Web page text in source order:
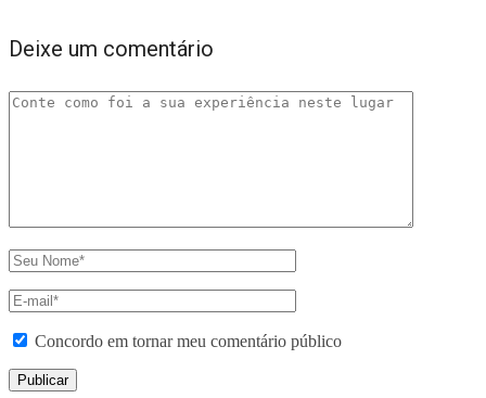
Deixe um comentário
Concordo em tornar meu comentário público